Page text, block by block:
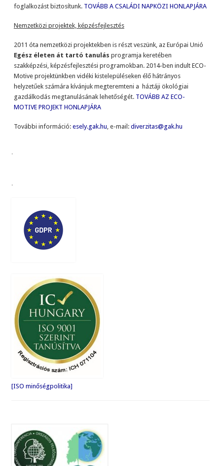
foglalkozást biztosítunk. TOVÁBB A CSALÁDI NAPKÖZI HONLAPJÁRA
Nemzetközi projektek, képzésfejlesztés
2011 óta nemzetközi projektekben is részt veszünk, az Európai Unió
Egész életen át tartó tanulás programja keretében
szakképzési, képzésfejlesztési programokban. 2014-ben indult ECO-
Motive projektünkben vidéki kistelepüléseken élő hátrányos
helyzetűek számára kívánjuk megteremteni a háztáji ökológiai
gazdálkodás megtanulásának lehetőségét. TOVÁBB AZ ECO-
MOTIVE PROJEKT HONLAPJÁRA
További információ: esely.gak.hu , e-mail: diverzitas@gak.hu
.
.
[ISO minőségpolitika]